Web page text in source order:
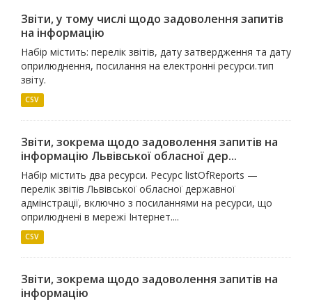
Звіти, у тому числі щодо задоволення запитів
на інформацію
Набір містить: перелік звітів, дату затвердження та дату
оприлюднення, посилання на електронні ресурси.тип
звіту.
CSV
Звіти, зокрема щодо задоволення запитів на
інформацію Львівської обласної дер...
Набір містить два ресурси. Ресурс listOfReports —
перелік звітів Львівської обласної державної
адмінстрації, включно з посиланнями на ресурси, що
оприлюднені в мережі Інтернет....
CSV
Звіти, зокрема щодо задоволення запитів на
інформацію